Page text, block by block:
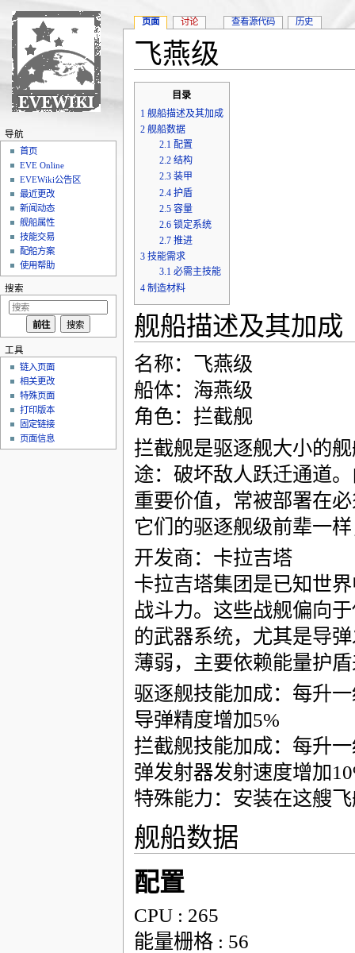
飞燕级
目录
1 舰船描述及其加成
2 舰船数据
2.1 配置
2.2 结构
2.3 装甲
2.4 护盾
2.5 容量
2.6 锁定系统
2.7 推进
3 技能需求
3.1 必需主技能
4 制造材料
舰船描述及其加成
名称：飞燕级
船体：海燕级
角色：拦截舰
拦截舰是驱逐舰大小的
途：破坏敌人跃迁通道
重要价值，常被部署在
它们的驱逐舰级前辈一
开发商：卡拉吉塔
卡拉吉塔集团是已知世
战斗力。这些战舰偏向
的武器系统，尤其是导
薄弱，主要依赖能量护
驱逐舰技能加成：每升
导弹精度增加5%
拦截舰技能加成：每升
弹发射器发射速度增加
特殊能力：安装在这艘
舰船数据
配置
CPU : 265
能量栅格 : 56
页面 讨论 查看源代码 历史
导航
首页
EVE Online
EVEWiki公告区
最近更改
新闻动态
舰船属性
技能交易
配船方案
使用帮助
搜索
工具
链入页面
相关更改
特殊页面
打印版本
固定链接
页面信息